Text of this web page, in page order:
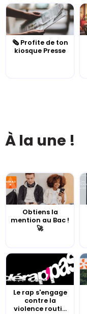
🗞️ Profite de ton
kiosque Presse
À la une !
Obtiens la
mention au Bac !
🚀
Le rap s'engage
contre la
violence routi...